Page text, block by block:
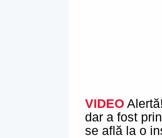
VIDEO
dar a fost
se află la o